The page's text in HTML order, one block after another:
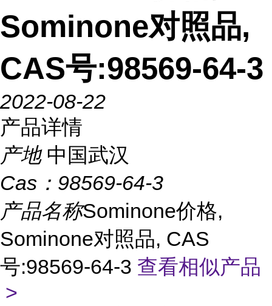
Sominone对照品,
CAS号:98569-64-3
2022-08-22
产品详情
产地 中国武汉
Cas： 98569-64-3
产品名称Sominone价格,
Sominone对照品, CAS
号:98569-64-3 查看相似产品
>